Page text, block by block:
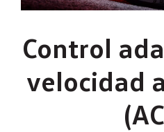
Control
velocidad